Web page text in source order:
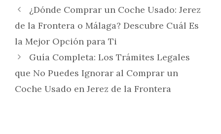
¿Dónde Comprar un Coche Usado: Jerez
de la Frontera o Málaga? Descubre Cuál Es
la Mejor Opción para Ti
Guía Completa: Los Trámites Legales
que No Puedes Ignorar al Comprar un
Coche Usado en Jerez de la Frontera